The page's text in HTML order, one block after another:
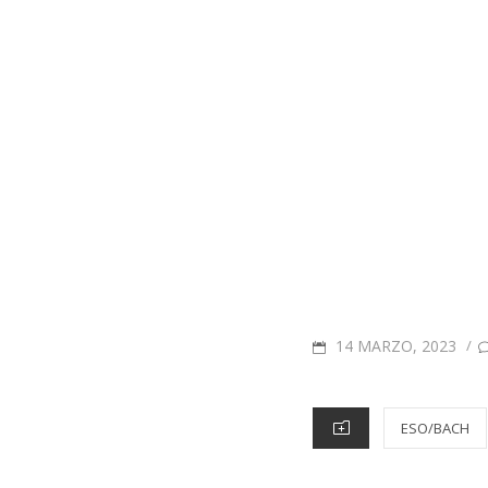
14 MARZO, 2023 /
ESO/BACH